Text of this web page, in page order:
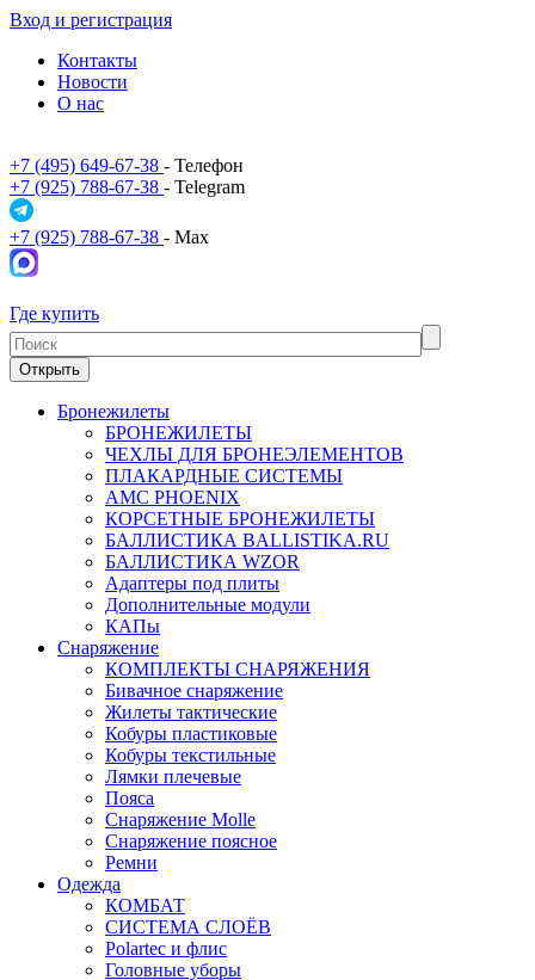
Вход и регистрация
Контакты
Новости
О нас
+7 (495) 649-67-38 - Телефон
+7 (925) 788-67-38 - Telegram
+7 (925) 788-67-38 - Max
Где купить
Открыть
Бронежилеты
БРОНЕЖИЛЕТЫ
ЧЕХЛЫ ДЛЯ БРОНЕЭЛЕМЕНТОВ
ПЛАКАРДНЫЕ СИСТЕМЫ
АМС PHOENIX
КОРСЕТНЫЕ БРОНЕЖИЛЕТЫ
БАЛЛИСТИКА BALLISTIKA.RU
БАЛЛИСТИКА WZOR
Адаптеры под плиты
Дополнительные модули
КАПы
Снаряжение
КОМПЛЕКТЫ СНАРЯЖЕНИЯ
Бивачное снаряжение
Жилеты тактические
Кобуры пластиковые
Кобуры текстильные
Лямки плечевые
Пояса
Снаряжение Molle
Снаряжение поясное
Ремни
Одежда
КОМБАТ
СИСТЕМА СЛОЁВ
Polartec и флис
Головные уборы